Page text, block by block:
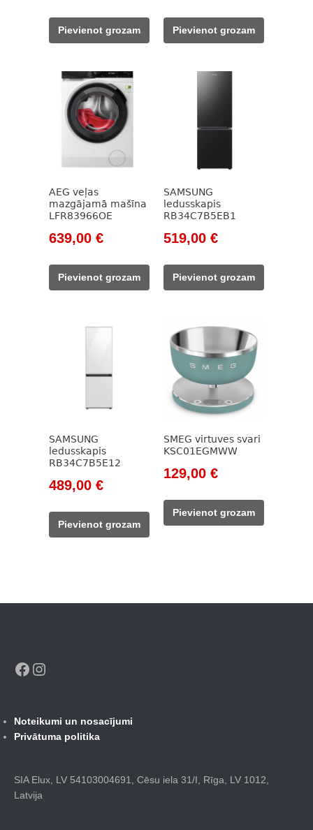
was:
694,00 €.
459,00 €.
Pievienot grozam
was:
2
Pievienot grozam
AEG veļas
mazgājamā mašīna
LFR83966OE
Original
was:
993,00 €.
639,00 €Current
639,00 €.
Pievienot grozam
SAMSUNG
ledusskapis
RB34C7B5EB1
Original
was:
755,00 €.
519,00 €Current
519,00 €.
Pievienot grozam
SAMSUNG
ledusskapis
RB34C7B5E12
Original
was:
755,00 €.
489,00 €Current
489,00 €.
Pievienot grozam
SMEG virtuves svari
KSC01EGMWW
Original
was:
148,00 €.
129,00 €Current
129,00 €.
Pievienot grozam
Facebook
Noteikumi un nosacījumi
Privātuma politika
SIA Elux, LV 54103004691, Cēsu iela 31/I, Rīga, LV 1012,
Latvija